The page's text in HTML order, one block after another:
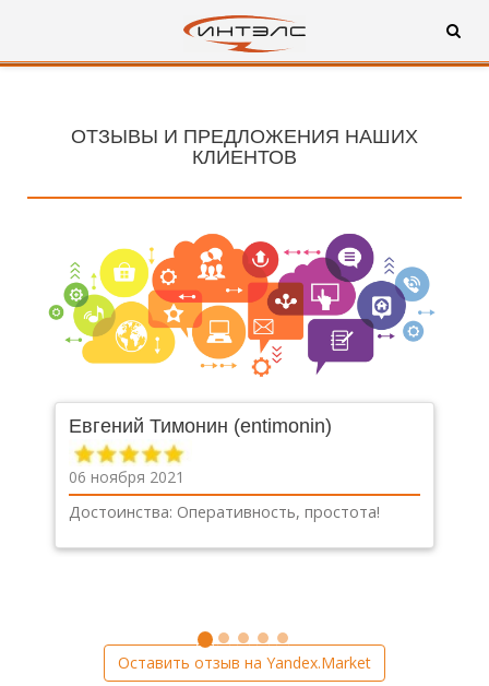
ОТЗЫВЫ И ПРЕДЛОЖЕНИЯ НАШИХ
КЛИЕНТОВ
Евгений Тимонин (entimonin)
06 ноября 2021
Достоинства: Оперативность, простота!
Оставить отзыв на Yandex.Market